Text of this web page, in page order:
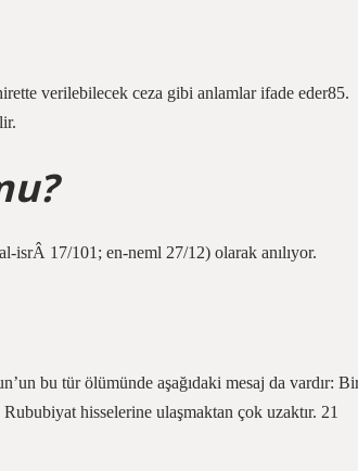
verilebilecek ceza gibi anlamlar ifade eder85.
isrÂ 17/101; en-neml 27/12) olarak anılıyor.
bu tür ölümünde aşağıdaki mesaj da vardır:
hisselerine ulaşmaktan çok uzaktır. 21